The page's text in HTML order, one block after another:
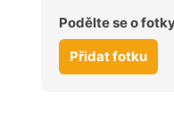
Podělte se o
Přidat fotku